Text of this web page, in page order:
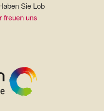
Sie Lob
freuen uns